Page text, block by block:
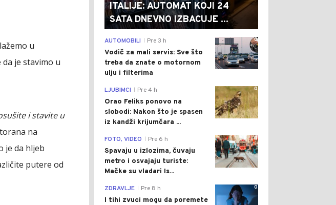
u
je stavimo u
i stavite u
na
je da hljeb
putere od
ITALIJE: AUTOMAT KOJI 24
SATA DNEVNO IZBACUJE ...
0
AUTOMOBILI Pre 3 h
Vodič za mali servis: Sve što
treba da znate o motornom
ulju i filterima
0
LJUBIMCI Pre 4 h
Orao Feliks ponovo na
slobodi: Nakon što je spasen
iz kandži krijumčara ...
0
FOTO, VIDEO Pre 6 h
Spavaju u izlozima, čuvaju
metro i osvajaju turiste:
Mačke su vladari Is...
0
ZDRAVLJE Pre 8 h
I tihi zvuci mogu da poremete